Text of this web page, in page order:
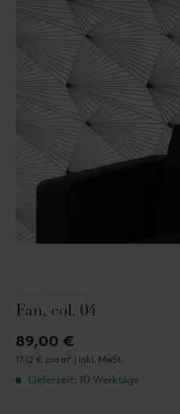
Fan, col. 04
89,00 €
17,12 € pro m² | inkl. MwSt.
Lieferzeit: 10 Werktage